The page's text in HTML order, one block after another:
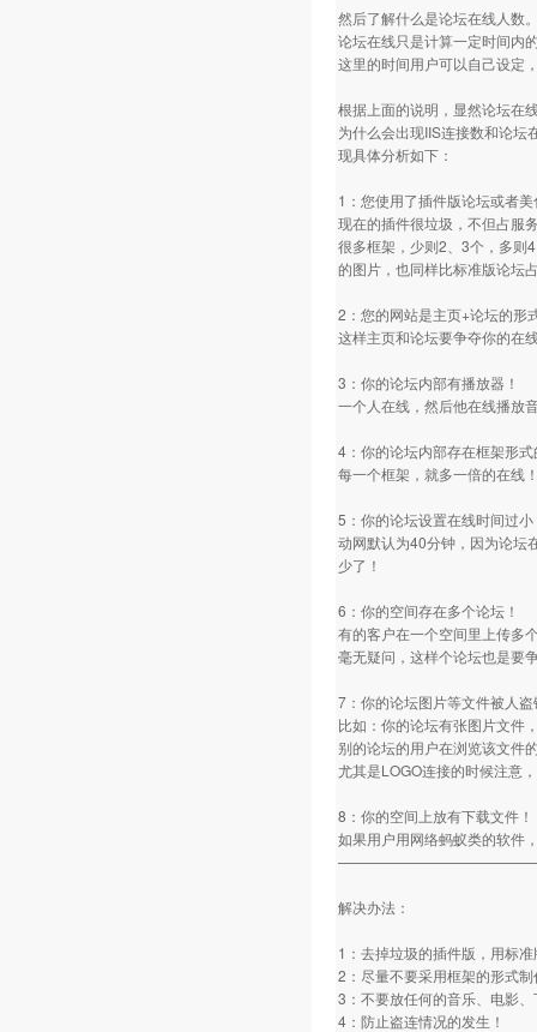
然后了解什么是论坛在线人数
论坛在线只是计算一定时间内
这里的时间用户可以自己设定
根据上面的说明，显然论坛在
为什么会出现IIS连接数和论坛
现具体分析如下：
1：您使用了插件版论坛或者
现在的插件很垃圾，不但占服
很多框架，少则2、3个，多则
的图片，也同样比标准版论坛
2：您的网站是主页+论坛的形
这样主页和论坛要争夺你的在
3：你的论坛内部有播放器！
一个人在线，然后他在线播放
4：你的论坛内部存在框架形
每一个框架，就多一倍的在线
5：你的论坛设置在线时间过小
动网默认为40分钟，因为论坛
少了！
6：你的空间存在多个论坛！
有的客户在一个空间里上传
毫无疑问，这样个论坛也是要
7：你的论坛图片等文件被人盗
比如：你的论坛有张图片文件
别的论坛的用户在浏览该文件
尤其是LOGO连接的时候注意
8：你的空间上放有下载文件！
如果用户用网络蚂蚁类的软件
解决办法：
1：去掉垃圾的插件版，用标
2：尽量不要采用框架的形式
3：不要放任何的音乐、电影
4：防止盗连情况的发生！